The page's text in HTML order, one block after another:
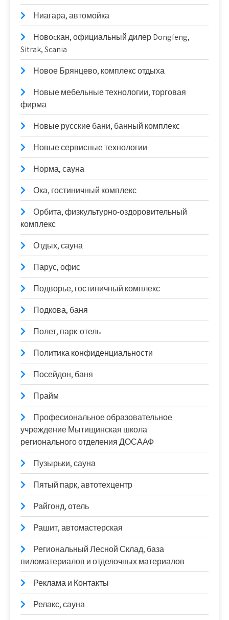
Ниагара, автомойка
Новоcкан, официальный дилер Dongfeng,
Sitrak, Scania
Новое Брянцево, комплекс отдыха
Новые мебельные технологии, торговая
фирма
Новые русские бани, банный комплекс
Новые сервисные технологии
Норма, сауна
Ока, гостиничный комплекс
Орбита, физкультурно-оздоровительный
комплекс
Отдых, сауна
Парус, офис
Подворье, гостиничный комплекс
Подкова, баня
Полет, парк-отель
Политика конфиденциальности
Посейдон, баня
Прайм
Професиональное образовательное
учреждение Мытищинская школа
регионального отделения ДОСААФ
Пузырьки, сауна
Пятый парк, автотехцентр
Райгонд, отель
Рашит, автомастерская
Региональный Лесной Склад, база
пиломатериалов и отделочных материалов
Реклама и Контакты
Релакс, сауна